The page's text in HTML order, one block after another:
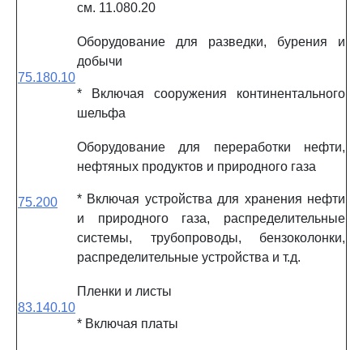
см. 11.080.20
75.180.10
Оборудование для разведки, бурения и
добычи
* Включая сооружения континентального
шельфа
75.200
Оборудование для переработки нефти,
нефтяных продуктов и природного газа
* Включая устройства для хранения нефти
и природного газа, распределительные
системы, трубопроводы, бензоколонки,
распределительные устройства и т.д.
83.140.10
Пленки и листы
* Включая платы